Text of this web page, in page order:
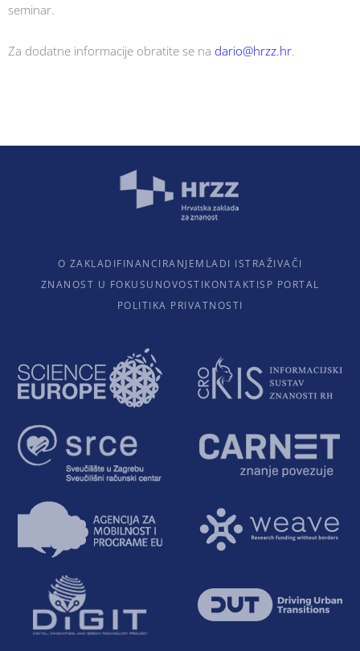
seminar.
Za dodatne informacije obratite se na dario@hrzz.hr.
O ZAKLADIFINANCIRANJEMLADI ISTRAŽIVAČI
ZNANOST U FOKUSU NOVOSTIKONTAKTISP PORTAL
POLITIKA PRIVATNOSTI